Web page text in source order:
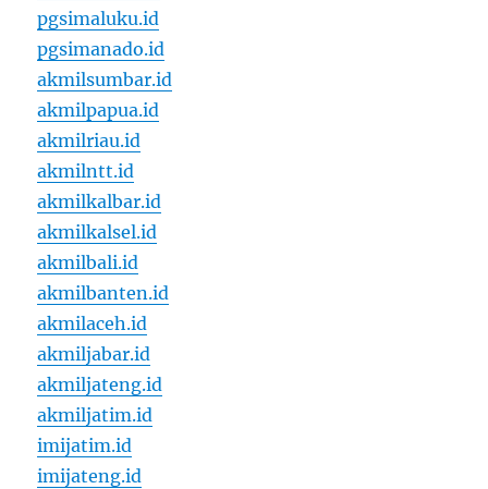
pgsimaluku.id
pgsimanado.id
akmilsumbar.id
akmilpapua.id
akmilriau.id
akmilntt.id
akmilkalbar.id
akmilkalsel.id
akmilbali.id
akmilbanten.id
akmilaceh.id
akmiljabar.id
akmiljateng.id
akmiljatim.id
imijatim.id
imijateng.id